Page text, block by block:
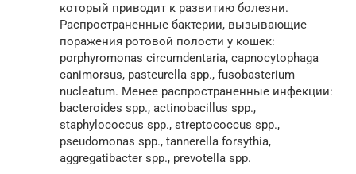
который приводит к развитию болезни.
Распространенные бактерии, вызывающие
поражения ротовой полости у кошек:
porphyromonas circumdentaria, capnocytophaga
canimorsus, pasteurella spp., fusobasterium
nucleatum. Менее распространенные инфекции:
bacteroides spp., actinobacillus spp.,
staphylococcus spp., streptococcus spp.,
pseudomonas spp., tannerella forsythia,
aggregatibacter spp., prevotella spp.